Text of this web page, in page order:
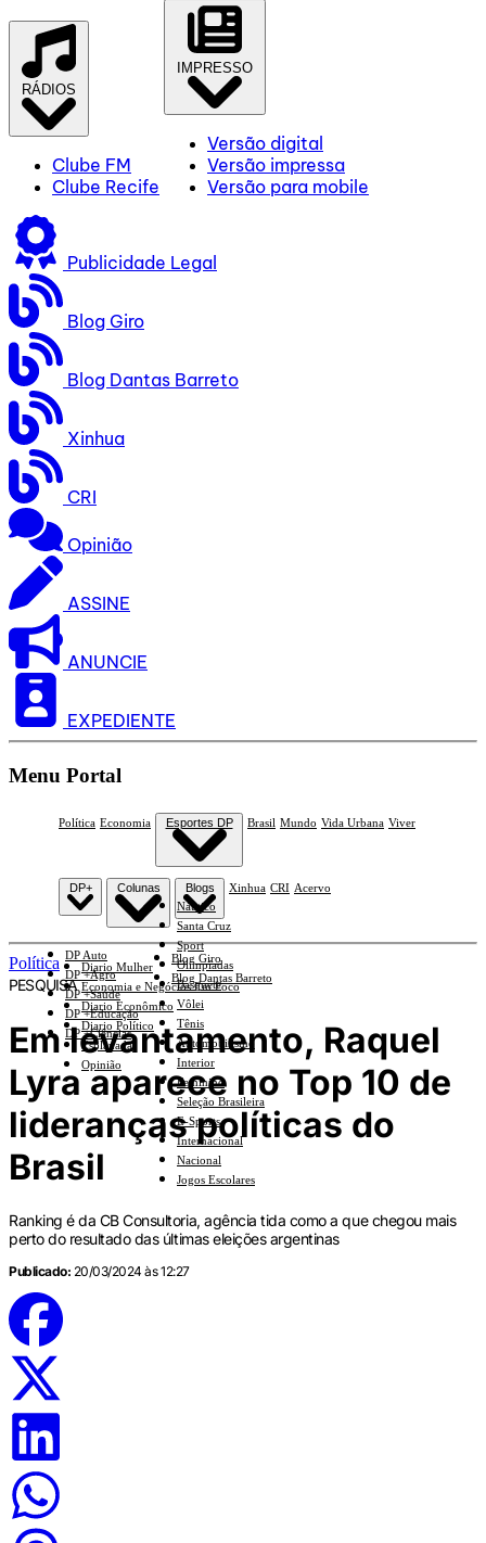
RÁDIOS
Clube FM
Clube Recife
IMPRESSO
Versão digital
Versão impressa
Versão para mobile
Publicidade Legal
Blog Giro
Blog Dantas Barreto
Xinhua
CRI
Opinião
ASSINE
ANUNCIE
EXPEDIENTE
Menu Portal
Política Economia Esportes DP
Náutico
Santa Cruz
Sport
Olimpíadas
Basquete
Vôlei
Tênis
Automobilismo
Interior
Feminino
Seleção Brasileira
E-Sports
Internacional
Nacional
Jogos Escolares
Brasil Mundo Vida Urbana Viver
DP+
DP Auto
DP +Agro
DP +Saúde
DP +Educação
DP +Ciências
Colunas
Diario Mulher
Economia e Negócios Em Foco
Diario Econômico
Diario Político
Esplanada
Opinião
Blogs
Blog Giro
Blog Dantas Barreto
Xinhua CRI Acervo
Política
PESQUISA
Em levantamento, Raquel
Lyra aparece no Top 10 de
lideranças políticas do
Brasil
Ranking é da CB Consultoria, agência tida como a que chegou mais
perto do resultado das últimas eleições argentinas
Publicado: 20/03/2024 às 12:27